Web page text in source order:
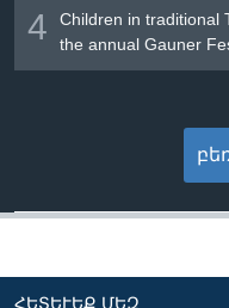
4
Children in traditional
the annual Gauner
ՀԵՏԵՒԵՔ ՄԵԶ